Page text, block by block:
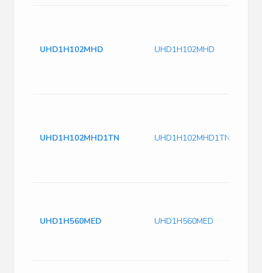
UHD1H102MHD UHD1H102MHD
UHD1H102MHD1TN UHD1H102MHD1TN
UHD1H560MED UHD1H560MED